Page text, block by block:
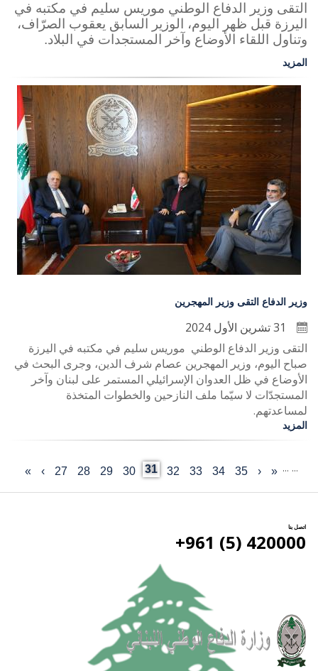
التقى وزير الدفاع الوطني موريس سليم في مكتبه في
اليرزة قبل ظهر اليوم، الوزير السابق يعقوب الصرّاف،
وتناول اللقاء الأوضاع وآخر المستجدات في البلاد.
المزيد
وزير الدفاع التقى وزير المهجرين
التقى وزير الدفاع الوطني موريس سليم في مكتبه في اليرزة
صباح اليوم، وزير المهجرين عصام شرف الدين، وجرى البحث في
الأوضاع في ظل العدوان الإسرائيلي المستمر على لبنان وآخر
المستجدّات لا سيّما ملف النازحين والخطوات المتخذة
لمساعدتهم.
المزيد
First
»
Previous
› … الصفحة
27
الصفحة
28
الصفحة
29
الصفحة
30
Current
31
الصفحة
32
الصفحة
33
الصفحة
34
الصفحة
35 …
الصفحة
‹
Last
«
اتصل بنا
420000 (5) 961+